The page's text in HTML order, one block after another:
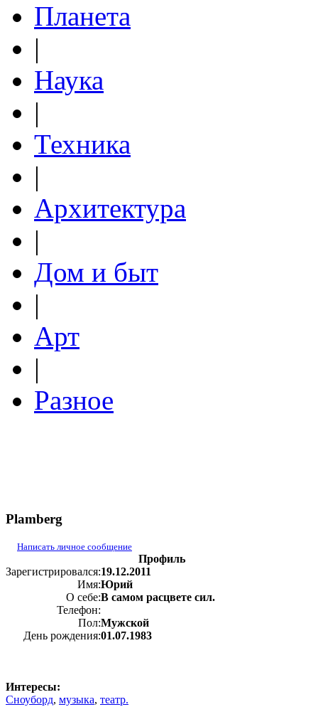
Планета
|
Наука
|
Техника
|
Архитектура
|
Дом и быт
|
Арт
|
Разное
Plamberg
Написать личное сообщение
Профиль
Зарегистрировался:19.12.2011
Имя:Юрий
О себе:В самом расцвете сил.
Телефон:
Пол:Мужской
День рождения:01.07.1983
Интересы:
Сноуборд, музыка, театр.